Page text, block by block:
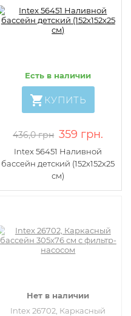
Есть в наличии
КУПИТЬ
436,0 грн 359 грн.
Intex 56451 Наливной
бассейн детский (152х152х25
см)
Нет в наличии
Intex 26702, Каркасный